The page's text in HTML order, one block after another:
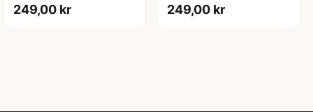
249,00 kr 249,00 kr